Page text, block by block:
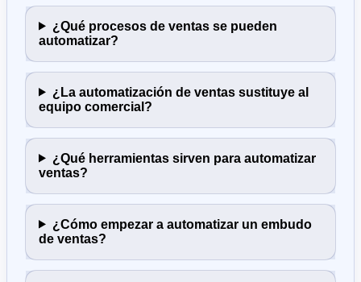
¿Qué procesos de ventas se pueden
automatizar?
¿La automatización de ventas sustituye al
equipo comercial?
¿Qué herramientas sirven para automatizar
ventas?
¿Cómo empezar a automatizar un embudo
de ventas?